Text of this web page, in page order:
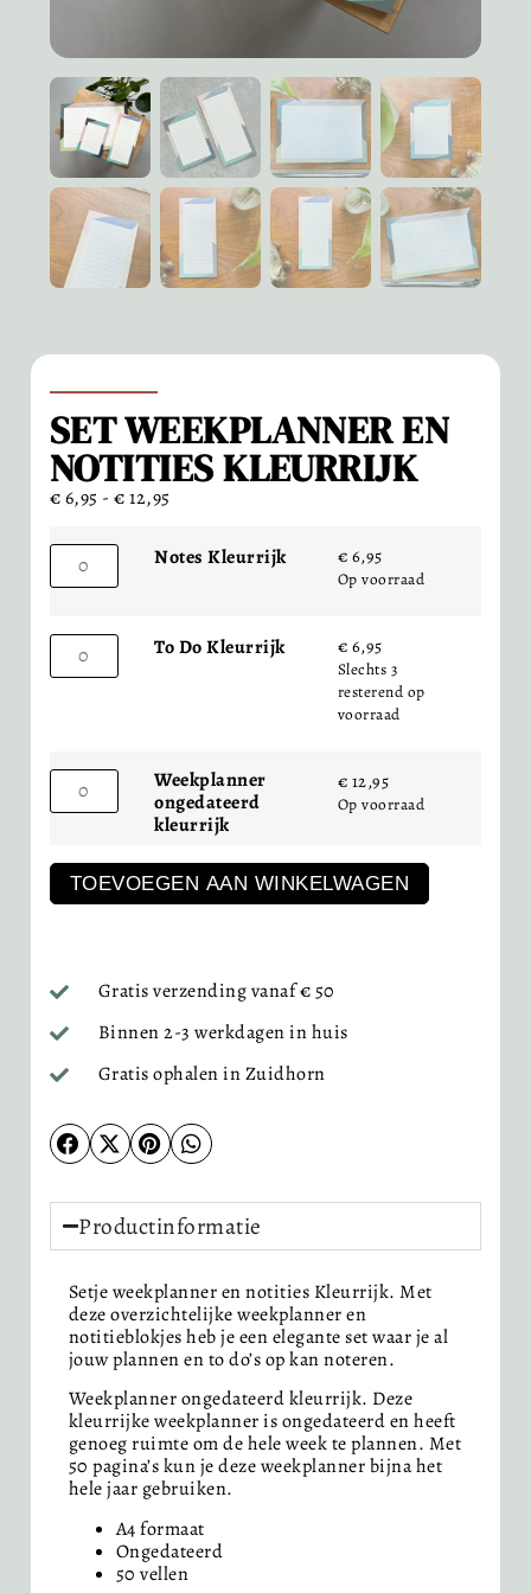
SET WEEKPLANNER EN
NOTITIES KLEURRIJK
€6,95 - €12,95
Notes Kleurrijk € 6,95
Op voorraad
To Do Kleurrijk € 6,95
Slechts 3
resterend op
voorraad
Weekplanner
ongedateerd
kleurrijk
€ 12,95
Op voorraad
TOEVOEGEN AAN WINKELWAGEN
Gratis verzending vanaf € 50
Binnen 2-3 werkdagen in huis
Gratis ophalen in Zuidhorn
Productinformatie
Setje weekplanner en notities Kleurrijk. Met
deze overzichtelijke weekplanner en
notitieblokjes heb je een elegante set waar je al
jouw plannen en to do’s op kan noteren.
Weekplanner ongedateerd kleurrijk. Deze
kleurrijke weekplanner is ongedateerd en heeft
genoeg ruimte om de hele week te plannen. Met
50 pagina’s kun je deze weekplanner bijna het
hele jaar gebruiken.
A4 formaat
Ongedateerd
50 vellen